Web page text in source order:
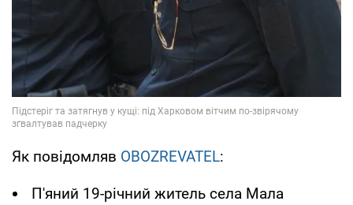
Як повідомляв OBOZREVATEL:
П'яний 19-річний житель села Мала